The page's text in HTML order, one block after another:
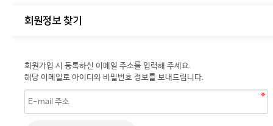
회원정보 찾기
회원가입 시 등록하신 이메일 주소를 입력해 주세요.
해당 이메일로 아이디와 비밀번호 정보를 보내드립니다.